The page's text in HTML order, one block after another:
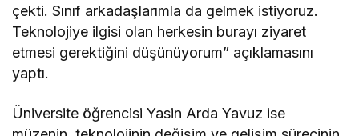
çekti. Sınıf arkadaşlarımla da gelmek istiyoruz.
Teknolojiye ilgisi olan herkesin burayı ziyaret
etmesi gerektiğini düşünüyorum” açıklamasını
yaptı.
Üniversite öğrencisi Yasin Arda Yavuz ise